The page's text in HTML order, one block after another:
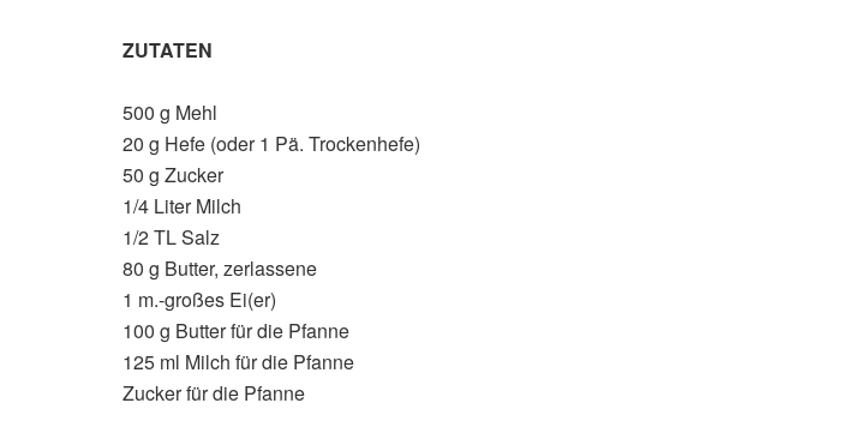
ZUTATEN
500 g Mehl
20 g Hefe (oder 1 Pä. Trockenhefe)
50 g Zucker
1/4 Liter Milch
1/2 TL Salz
80 g Butter, zerlassene
1 m.-großes Ei(er)
100 g Butter für die Pfanne
125 ml Milch für die Pfanne
Zucker für die Pfanne